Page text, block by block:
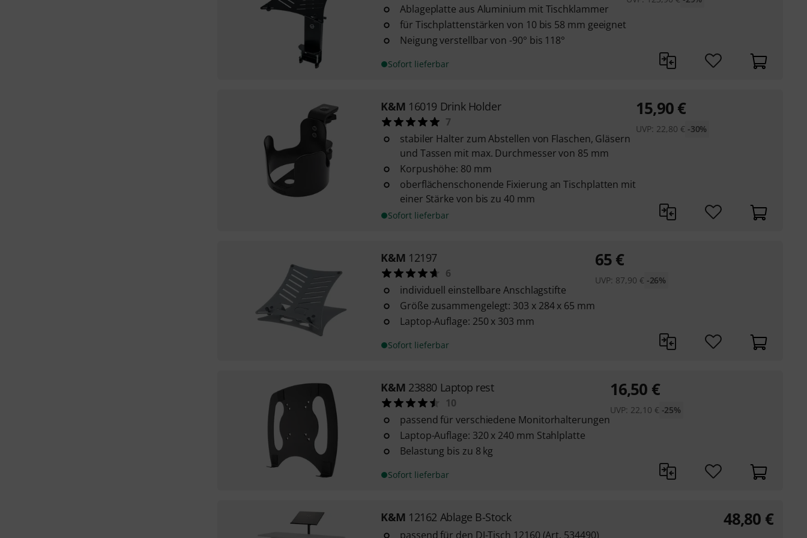
Ablageplatte aus Aluminium mit Tischklammer
für Tischplattenstärken von 10 bis 58 mm geeignet
Neigung verstellbar von -90° bis 118°
Sofort lieferbar
K&M 16019 Drink Holder
7
stabiler Halter zum Abstellen von Flaschen, Gläsern
und Tassen mit max. Durchmesser von 85 mm
Korpushöhe: 80 mm
oberflächenschonende Fixierung an Tischplatten mit
einer Stärke von bis zu 40 mm
Sofort lieferbar
15,90€
UVP: 22,80 € -30%
K&M 12197
6
individuell einstellbare Anschlagstifte
Größe zusammengelegt: 303 x 284 x 65 mm
Laptop-Auflage: 250 x 303 mm
Sofort lieferbar
65€
UVP: 87,90 € -26%
K&M 23880 Laptop rest
10
passend für verschiedene Monitorhalterungen
Laptop-Auflage: 320 x 240 mm Stahlplatte
Belastung bis zu 8 kg
Sofort lieferbar
16,50 €
UVP: 22,10 € -25%
K&M 12162 Ablage B-Stock
passend für den DJ-Tisch 12160 (Art. 534490)
48,80 €